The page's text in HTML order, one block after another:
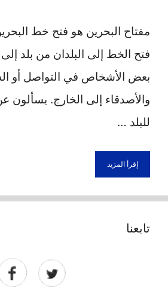
مفتاح البحرين هو فتح خط
فتح الخط إلى البلدان من بلد
بعض الأشخاص في التواصل أو
والأصدقاء إلى الخارج. يسألون
للبلد …
إقرأ المزيد
تابعنا